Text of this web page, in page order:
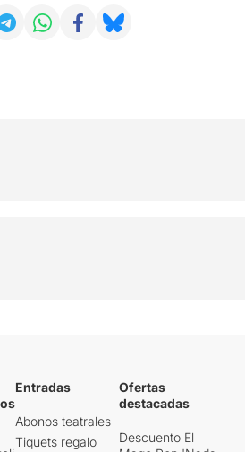
Entradas
Abonos teatrales
Tiquets regalo
Ofertas
destacadas
Descuento El